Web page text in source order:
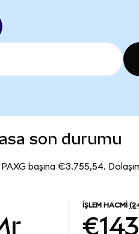
son durumu
başına €3.755,54.
İŞLEM HACMI